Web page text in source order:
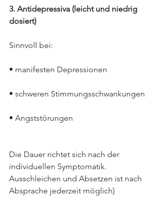
3. Antidepressiva (leicht und niedrig
dosiert)
Sinnvoll bei:
• manifesten Depressionen
• schweren Stimmungsschwankungen
• Angststörungen
Die Dauer richtet sich nach der
individuellen Symptomatik.
Ausschleichen und Absetzen ist nach
Absprache jederzeit möglich)